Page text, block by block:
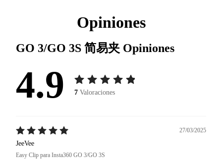
Opiniones
GO 3/GO 3S 简易夹 Opiniones
4.9 7 Valoraciones
27/03/2025
JeeVee
Easy Clip para Insta360 GO 3/GO 3S